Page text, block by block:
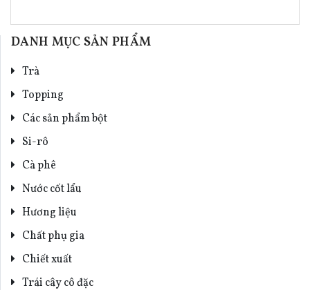
DANH MỤC SẢN PHẨM
Trà
Topping
Các sản phẩm bột
Si-rô
Cà phê
Nước cốt lẩu
Hương liệu
Chất phụ gia
Chiết xuất
Trái cây cô đặc